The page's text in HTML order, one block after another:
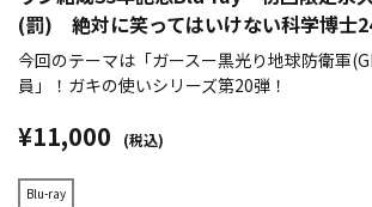
(罰) 絶対に笑ってはいけない科学博士
今回のテーマは「ガースー黒光り地球防衛軍
員」！ガキの使いシリーズ第20弾！
¥11,000 (税込)
Blu-ray